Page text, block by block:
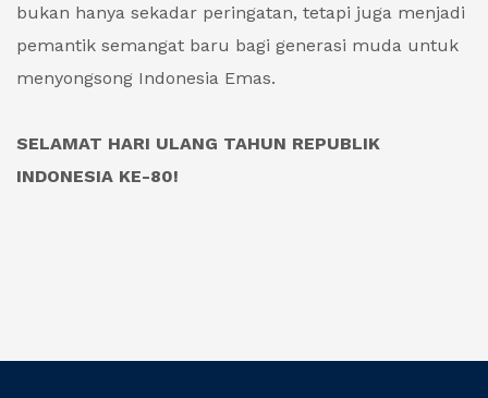
bukan hanya sekadar peringatan, tetapi juga menjadi
pemantik semangat baru bagi generasi muda untuk
menyongsong Indonesia Emas.
SELAMAT HARI ULANG TAHUN REPUBLIK
INDONESIA KE-80!